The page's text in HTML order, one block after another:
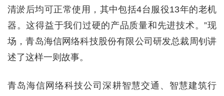
清淤后均可正常使用，其中包括4台服役13年的老机
器。这得益于我们过硬的产品质量和先进技术。”现
场，青岛海信网络科技股份有限公司研发总裁周钊讲
述了这样一则故事。
青岛海信网络科技公司深耕智慧交通、智慧建筑行